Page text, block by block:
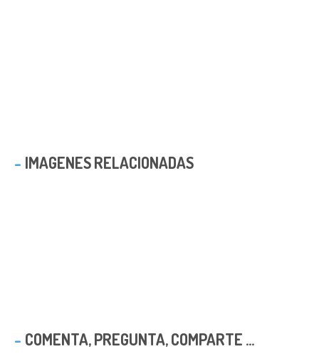
IMAGENES RELACIONADAS
COMENTA, PREGUNTA, COMPARTE ...